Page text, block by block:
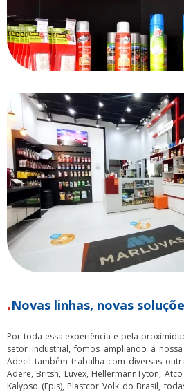
Novas linhas, novas
Por toda essa experiência e pela
setor industrial, fomos ampliando a
Adecil também trabalha com diversas
Adere, Britsh, Luvex, HellermannTyton,
Kalypso (Epis), Plastcor Volk do Brasil,